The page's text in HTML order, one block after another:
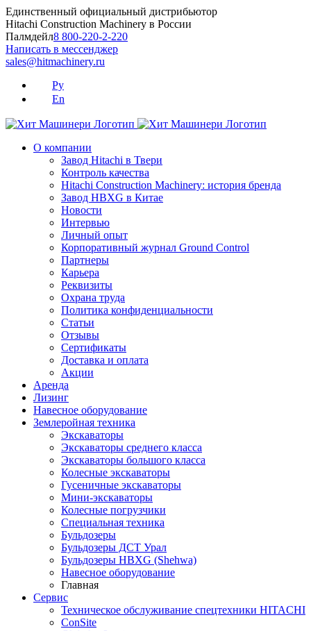
Skip
to
content
Единственный официальный дистрибьютор
Hitachi Construction Machinery в России
Палмдейл8 800-220-2-220
Написать в мессенджер
sales@hitmachinery.ru
Ру
En
О компании
Завод Hitachi в Твери
Контроль качества
Hitachi Construction Machinery: история бренда
Завод HBXG в Китае
Новости
Интервью
Личный опыт
Корпоративный журнал Ground Control
Партнеры
Карьера
Реквизиты
Охрана труда
Политика конфиденциальности
Статьи
Отзывы
Сертификаты
Доставка и оплата
Акции
Аренда
Лизинг
Навесное оборудование
Землеройная техника
Экскаваторы
Экскаваторы среднего класса
Экскаваторы большого класса
Колесные экскаваторы
Гусеничные экскаваторы
Мини-экскаваторы
Колесные погрузчики
Специальная техника
Бульдозеры
Бульдозеры ДСТ Урал
Бульдозеры HBXG (Shehwa)
Навесное оборудование
Главная
Сервис
Техническое обслуживание спецтехники HITACHI
ConSite